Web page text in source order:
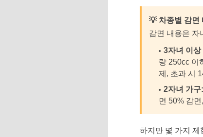
💡 차종별 감면
감면 내용은 자
3자녀 이상
량 250cc 이
제, 초과 시
2자녀 가구:
면 50% 감
하지만 몇 가지 제